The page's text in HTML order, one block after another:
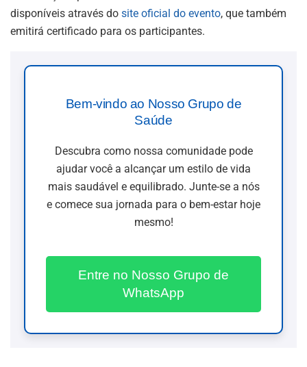
disponíveis através do site oficial do evento, que também
emitirá certificado para os participantes.
Bem-vindo ao Nosso Grupo de
Saúde
Descubra como nossa comunidade pode
ajudar você a alcançar um estilo de vida
mais saudável e equilibrado. Junte-se a nós
e comece sua jornada para o bem-estar hoje
mesmo!
Entre no Nosso Grupo de
WhatsApp